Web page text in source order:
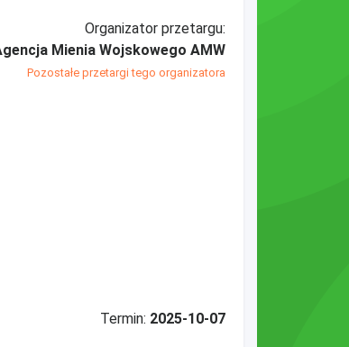
Organizator przetargu:
Mienia Wojskowego AMW
Pozostałe przetargi tego organizatora
Termin: 2025-10-07